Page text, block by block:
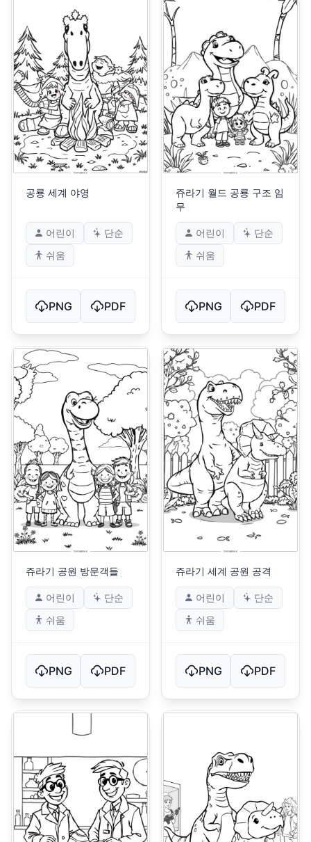
공룡 세계 야영
어린이
단순
쉬움
PNG PDF
쥬라기 월드 공룡 구조 임
무
어린이
단순
쉬움
PNG PDF
쥬라기 공원 방문객들
어린이
단순
쉬움
PNG PDF
쥬라기 세계 공원 공격
어린이
단순
쉬움
PNG PDF